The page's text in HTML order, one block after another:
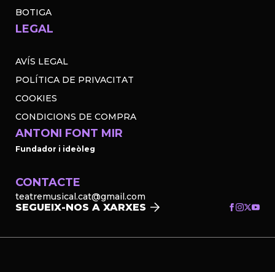
BOTIGA
LEGAL
AVÍS LEGAL
POLÍTICA DE PRIVACITAT
COOKIES
CONDICIONS DE COMPRA
ANTONI FONT MIR
Fundador i ideòleg
CONTACTE
teatremusical.cat@gmail.com
SEGUEIX-NOS A XARXES